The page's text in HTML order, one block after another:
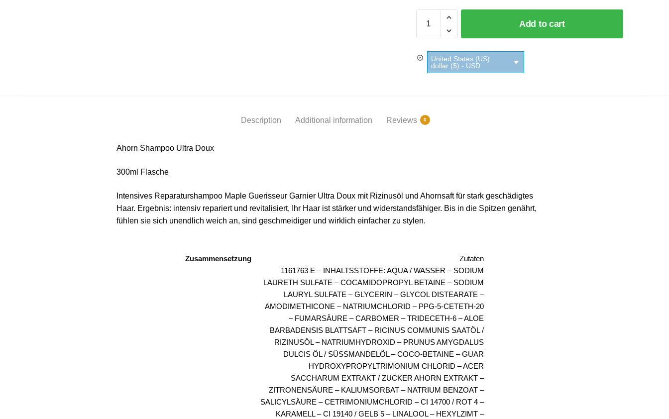
Shampoo
Ultra
Doux
quantity
Add to cart
United States (US)
dollar ($) - USD
Description Additional information Reviews 0
Ahorn Shampoo Ultra Doux
300ml Flasche
Intensives Reparaturshampoo Maple Guerisseur Garnier Ultra Doux mit Rizinusöl und Ahornsaft für stark geschädigtes
Haar. Ergebnis: intensiv repariert und revitalisiert, Ihr Haar ist stärker und widerstandsfähiger. Bis in die Spitzen genährt,
fühlen sie sich unendlich weich an, sind geschmeidiger und wirklich einfacher zu stylen.
Zusammensetzung
Zutaten
1161763 E – INHALTSSTOFFE: AQUA / WASSER – SODIUM
LAURETH SULFATE – COCAMIDOPROPYL BETAINE – SODIUM
LAURYL SULFATE – GLYCERIN – GLYCOL DISTEARATE –
AMODIMETHICONE – NATRIUMCHLORID – PPG-5-CETETH-20
– FUMARSÄURE – CARBOMER – TRIDECETH-6 – ALOE
BARBADENSIS BLATTSAFT – RICINUS COMMUNIS SAATÖL /
RIZINUSÖL – NATRIUMHYDROXID – PRUNUS AMYGDALUS
DULCIS ÖL / SÜSSMANDELÖL – COCO-BETAINE – GUAR
HYDROXYPROPYLTRIMONIUM CHLORID – ACER
SACCHARUM EXTRAKT / ZUCKER AHORN EXTRAKT –
ZITRONENSÄURE – KALIUMSORBAT – NATRIUM BENZOAT –
SALICYLSÄURE – CETRIMONIUMCHLORID – CI 14700 / ROT 4 –
KARAMELL – CI 19140 / GELB 5 – LINALOOL – HEXYLZIMT –